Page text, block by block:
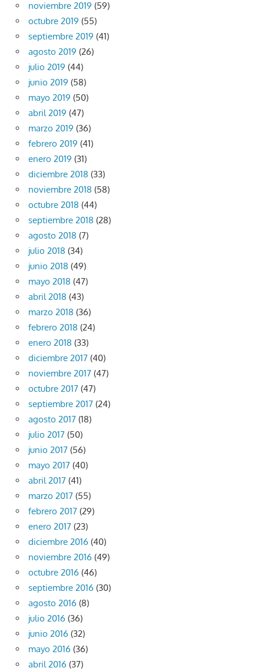
noviembre 2019 (59)
octubre 2019 (55)
septiembre 2019 (41)
agosto 2019 (26)
julio 2019 (44)
junio 2019 (58)
mayo 2019 (50)
abril 2019 (47)
marzo 2019 (36)
febrero 2019 (41)
enero 2019 (31)
diciembre 2018 (33)
noviembre 2018 (58)
octubre 2018 (44)
septiembre 2018 (28)
agosto 2018 (7)
julio 2018 (34)
junio 2018 (49)
mayo 2018 (47)
abril 2018 (43)
marzo 2018 (36)
febrero 2018 (24)
enero 2018 (33)
diciembre 2017 (40)
noviembre 2017 (47)
octubre 2017 (47)
septiembre 2017 (24)
agosto 2017 (18)
julio 2017 (50)
junio 2017 (56)
mayo 2017 (40)
abril 2017 (41)
marzo 2017 (55)
febrero 2017 (29)
enero 2017 (23)
diciembre 2016 (40)
noviembre 2016 (49)
octubre 2016 (46)
septiembre 2016 (30)
agosto 2016 (8)
julio 2016 (36)
junio 2016 (32)
mayo 2016 (36)
abril 2016 (37)